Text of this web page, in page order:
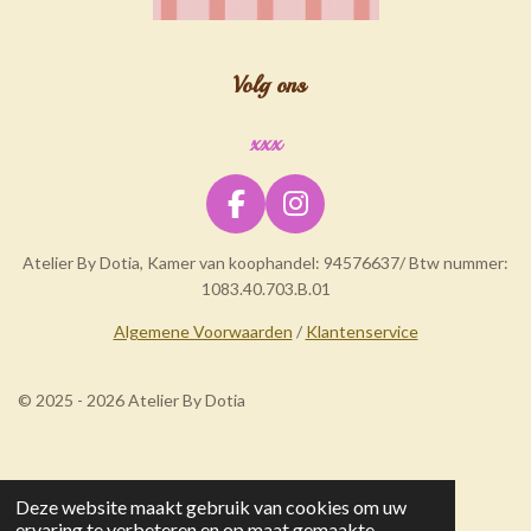
Deze website maakt gebruik van cookies om uw
Volg ons
xxx
F
c
e
b
k
I
s
t
a
Atelier By Dotia, Kamer van koophandel: 94576637/ Btw nummer:
1083.40.703.B.01
Algemene Voorwaarden / Klantenservice
© 2025 - 2026 Atelier By Dotia